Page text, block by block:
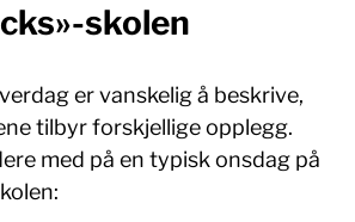
skolen
er vanskelig å beskrive,
tilbyr forskjellige opplegg.
med på en typisk onsdag på